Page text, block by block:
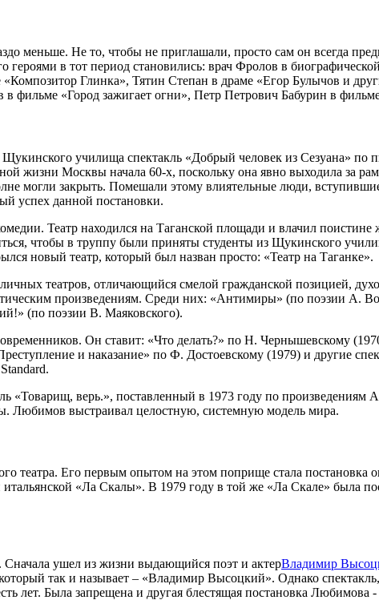
меньше. Не то, чтобы не приглашали, просто сам он всегда
в тот период становились: врач Фролов в
Глинка», Тятин Степан в драме «Егор Булычов и
фильме «Город зажигает огни», Петр Петрович Бабурин в
училища спектакль «Добрый человек из Сезуана» по
жизни Москвы начала 60-х, поскольку она явно выходила за
могли закрыть. Помешали этому влиятельные люди,
успех данной постановки.
Театр находился на Таганской площади и влачил поистине
чтобы в труппу были приняты студенты из Щукинского
новый театр, который был назван просто: «Театр на Таганке».
театров, отличающийся смелой гражданской позицией,
произведениям. Среди них: «Антимиры» (по поэзии А.
(по поэзии В. Маяковского).
Он ставит: «Что делать?» по Н. Чернышевскому
и наказание» по Ф. Достоевскому (1979) и другие
«Товарищ, верь.», поставленный в 1973 году по
Любимов выстраивал целостную, системную модель мира.
театра. Его первым опытом на этом поприще стала
«Ла Скалы». В 1979 году в той же «Ла Скале» была
ушел из жизни выдающийся поэт и актерВладимир
который так и называет – «Владимир Высоцкий». Однако
лет. Была запрещена и другая блестящая постановка